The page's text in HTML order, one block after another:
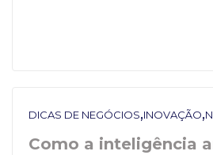
DICAS DE NEGÓCIOS,INOVAÇÃO,
Como a inteligência